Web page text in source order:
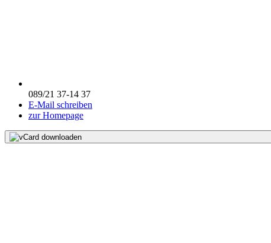
089/21 37-14 37
E-Mail schreiben
zur Homepage
vCard downloaden